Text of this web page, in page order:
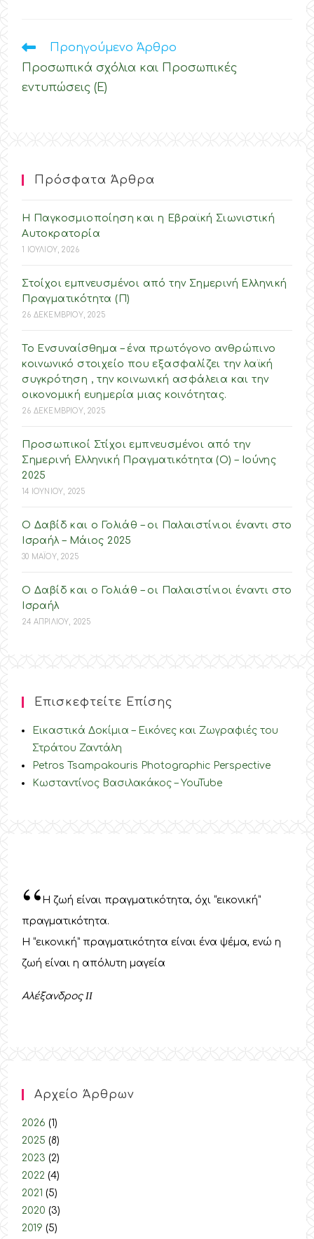
Διαβάστε
Περισσότερα
Άρθρα
Προηγούμενο Άρθρο
Προσωπικά σχόλια και Προσωπικές
εντυπώσεις (E)
Πρόσφατα Άρθρα
Η Παγκοσμιοποίηση και η Εβραϊκή Σιωνιστική
Αυτοκρατορία
1 ΙΟΥΛΙΟΥ, 2026
Στοίχοι εμπνευσμένοι από την Σημερινή Ελληνική
Πραγματικότητα (Π)
26 ΔΕΚΕΜΒΡΙΟΥ, 2025
Το Ενσυναίσθημα – ένα πρωτόγονο ανθρώπινο
κοινωνικό στοιχείο που εξασφαλίζει την λαϊκή
συγκρότηση , την κοινωνική ασφάλεια και την
οικονομική ευημερία μιας κοινότητας.
26 ΔΕΚΕΜΒΡΙΟΥ, 2025
Προσωπικοί Στίχοι εμπνευσμένοι από την
Σημερινή Ελληνική Πραγματικότητα (O) – Ιούνης
2025
14 ΙΟΥΝΙΟΥ, 2025
Ο Δαβίδ και ο Γολιάθ – οι Παλαιστίνιοι έναντι στο
Ισραήλ – Mάιος 2025
30 ΜΑΪΟΥ, 2025
Ο Δαβίδ και ο Γολιάθ – οι Παλαιστίνιοι έναντι στο
Ισραήλ
24 ΑΠΡΙΛΙΟΥ, 2025
Επισκεφτείτε Επίσης
Εικαστικά Δοκίμια – Εικόνες και Ζωγραφιές του
Στράτου Ζαντάλη
Petros Tsampakouris Photographic Perspective
Κωσταντίνος Βασιλακάκος – YouTube
“Η ζωή είναι πραγματικότητα, όχι “εικονική”
πραγματικότητα.
Η “εικονική” πραγματικότητα είναι ένα ψέμα, ενώ η
ζωή είναι η απόλυτη μαγεία
Αλέξανδρος II
Αρχείο Άρθρων
2026 (1)
2025 (8)
2023 (2)
2022 (4)
2021 (5)
2020 (3)
2019 (5)